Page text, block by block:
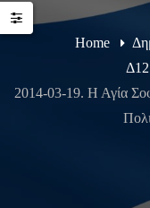
Home
2014-03-19. Η Αγία